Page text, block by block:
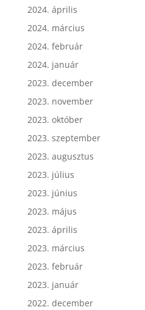
2024. április
2024. március
2024. február
2024. január
2023. december
2023. november
2023. október
2023. szeptember
2023. augusztus
2023. július
2023. június
2023. május
2023. április
2023. március
2023. február
2023. január
2022. december